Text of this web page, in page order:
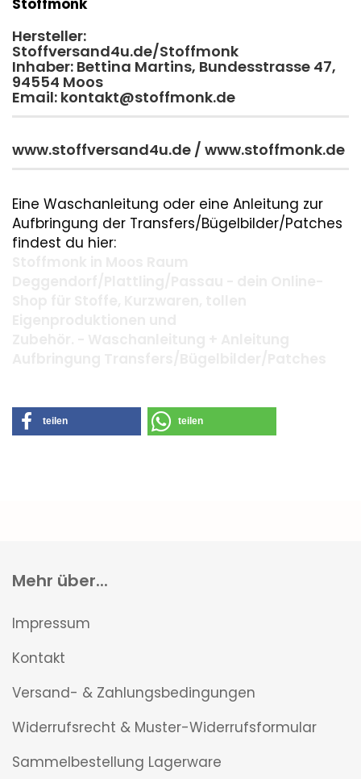
Stoffmonk
Hersteller:
Stoffversand4u.de/Stoffmonk
Inhaber: Bettina Martins, Bundesstrasse 47,
94554 Moos
Email: kontakt@stoffmonk.de
www.stoffversand4u.de / www.stoffmonk.de
Eine Waschanleitung oder eine Anleitung zur
Aufbringung der Transfers/Bügelbilder/Patches
findest du hier:
teilen teilen
Mehr über...
Impressum
Kontakt
Versand- & Zahlungsbedingungen
Widerrufsrecht & Muster-Widerrufsformular
Sammelbestellung Lagerware